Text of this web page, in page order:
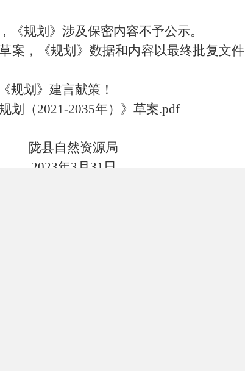
《规划》涉及保密内容不予公示。
案，《规划》数据和内容以最终批复文件
规划》建言献策！
划（2021-2035年）》草案.pdf
自然资源局
年3月31日